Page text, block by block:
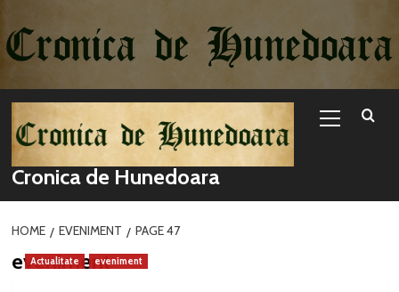
la
conținut
Cronica de Hunedoara
Menu
HOME EVENIMENT PAGE 47
eveniment
Actualitate eveniment